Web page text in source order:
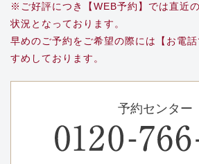
※ご好評につき【WEB予約】では直近
状況となっております。
早めのご予約をご希望の際には【お電
すめしております。
予約センター